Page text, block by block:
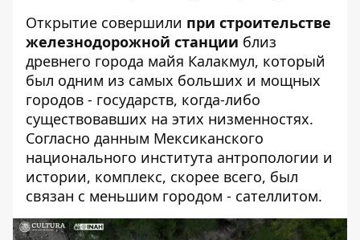
Открытие совершили при строительстве
железнодорожной станции близ
древнего города майя Калакмул, который
был одним из самых больших и мощных
городов - государств, когда-либо
существовавших на этих низменностях.
Согласно данным Мексиканского
национального института антропологии и
истории, комплекс, скорее всего, был
связан с меньшим городом - сателлитом.